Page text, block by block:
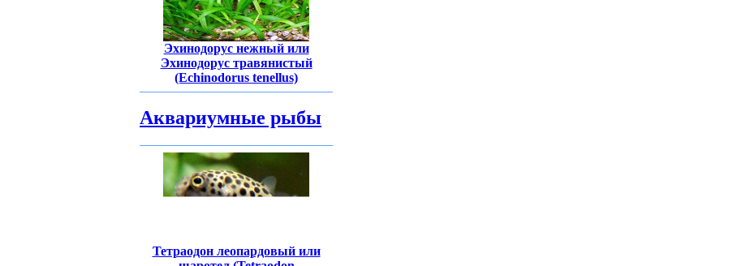
Эхинодорус нежный или
Эхинодорус травянистый
(Echinodorus tenellus)
Аквариумные рыбы
Тетраодон леопардовый или